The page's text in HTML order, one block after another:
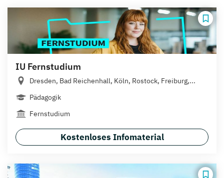
IU Fernstudium
Dresden, Bad Reichenhall, Köln, Rostock, Freiburg,...
Pädagogik
Fernstudium
Kostenloses Infomaterial